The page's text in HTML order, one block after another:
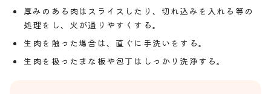
厚みのある肉はスライスしたり、切れ込みを入れる等の
処理をし、火が通りやすくする。
生肉を触った場合は、直ぐに手洗いをする。
生肉を扱ったまな板や包丁はしっかり洗浄する。